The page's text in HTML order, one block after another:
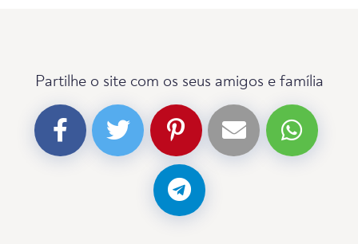
Partilhe o site com os seus amigos e família